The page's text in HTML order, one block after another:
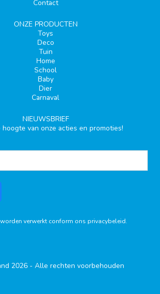
Contact
ONZE PRODUCTEN
Toys
Deco
Tuin
Home
School
Baby
Dier
Carnaval
NIEUWSBRIEF
van onze acties en promoties!
verwerkt conform ons privacybeleid.
2026 - Alle rechten voorbehouden